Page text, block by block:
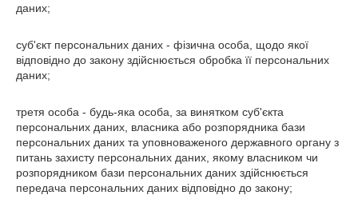
даних;
суб'єкт персональних даних - фізична особа, щодо якої
відповідно до закону здійснюється обробка її персональних
даних;
третя особа - будь-яка особа, за винятком суб'єкта
персональних даних, власника або розпорядника бази
персональних даних та уповноваженого державного органу з
питань захисту персональних даних, якому власником чи
розпорядником бази персональних даних здійснюється
передача персональних даних відповідно до закону;